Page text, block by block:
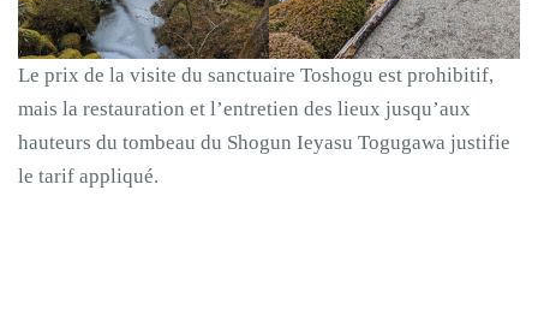
Le prix de la visite du sanctuaire Toshogu est prohibitif,
mais la restauration et l’entretien des lieux jusqu’aux
hauteurs du tombeau du Shogun Ieyasu Togugawa justifie
le tarif appliqué.